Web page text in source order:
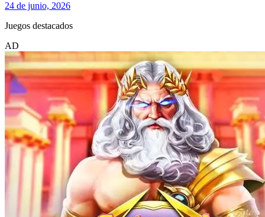
24 de junio, 2026
Juegos destacados
AD